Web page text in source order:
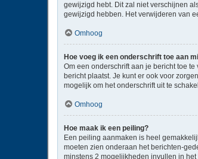
gewijzigd hebt. Dit zal niet verschijnen
gewijzigd hebben. Het verwijderen van
Omhoog
Hoe voeg ik een onderschrift toe aan
Om een onderschrift aan je bericht toe
bericht plaatst. Je kunt er ook voor
mogelijk om het onderschrift uit te
Omhoog
Hoe maak ik een peiling?
Een peiling aanmaken is heel
moeten zien onderaan het berichten-
minstens 2 mogelijkheden invullen in